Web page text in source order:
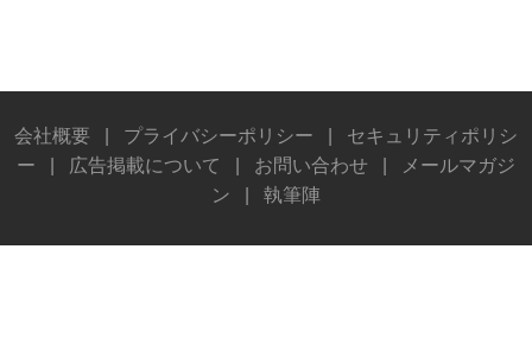
会社概要 プライバシーポリシー
セキュリティポリシ
ー
広告掲載について お問い合わせ
メールマガジ
ン
執筆陣